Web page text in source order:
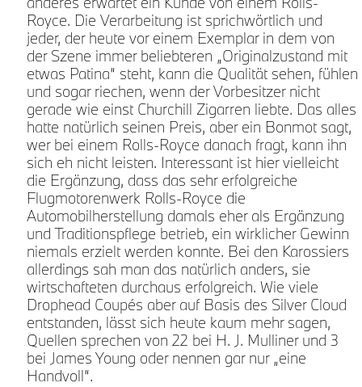
Royce. Die Verarbeitung ist sprichwörtlich und
jeder, der heute vor einem Exemplar in dem von
der Szene immer beliebteren „Originalzustand mit
etwas Patina“ steht, kann die Qualität sehen, fühlen
und sogar riechen, wenn der Vorbesitzer nicht
gerade wie einst Churchill Zigarren liebte. Das alles
hatte natürlich seinen Preis, aber ein Bonmot sagt,
wer bei einem Rolls-Royce danach fragt, kann ihn
sich eh nicht leisten. Interessant ist hier vielleicht
die Ergänzung, dass das sehr erfolgreiche
Flugmotorenwerk Rolls-Royce die
Automobilherstellung damals eher als Ergänzung
und Traditionspflege betrieb, ein wirklicher Gewinn
niemals erzielt werden konnte. Bei den Karossiers
allerdings sah man das natürlich anders, sie
wirtschafteten durchaus erfolgreich. Wie viele
Drophead Coupés aber auf Basis des Silver Cloud
entstanden, lässt sich heute kaum mehr sagen,
Quellen sprechen von 22 bei H. J. Mulliner und 3
bei James Young oder nennen gar nur „eine
Handvoll“.